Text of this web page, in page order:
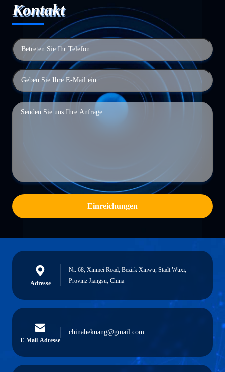
Kontakt
Einreichungen
Adresse
Nr. 68, Xinmei Road, Bezirk Xinwu, Stadt Wuxi,
Provinz Jiangsu, China
E-Mail-Adresse
chinahekuang@gmail.com